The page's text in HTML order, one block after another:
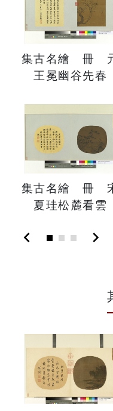
集古名繪 冊
王冕幽谷先春
集古名繪 冊
夏珪松麓看雲
chevron_left chevron_right